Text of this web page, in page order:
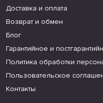
Доставка и оплата
Возврат и обмен
Блог
Гарантийное и
Политика обработки
Пользовательское
Контакты